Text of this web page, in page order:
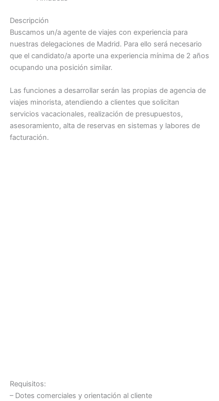
Descripción
Buscamos un/a agente de viajes con experiencia para
nuestras delegaciones de Madrid. Para ello será necesario
que el candidato/a aporte una experiencia mínima de 2 años
ocupando una posición similar.
Las funciones a desarrollar serán las propias de agencia de
viajes minorista, atendiendo a clientes que solicitan
servicios vacacionales, realización de presupuestos,
asesoramiento, alta de reservas en sistemas y labores de
facturación.
Requisitos:
– Dotes comerciales y orientación al cliente